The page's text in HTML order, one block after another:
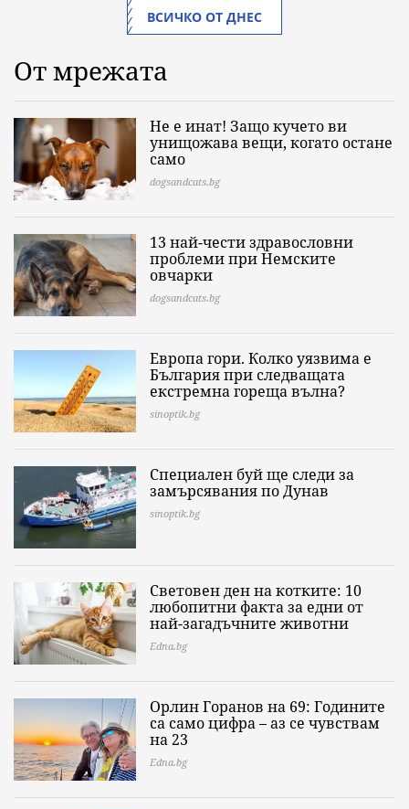
ВСИЧКО ОТ ДНЕС
От мрежата
Не е инат! Защо кучето ви
унищожава вещи, когато остане
само
dogsandcats.bg
13 най-чести здравословни
проблеми при Немските
овчарки
dogsandcats.bg
Европа гори. Колко уязвима е
България при следващата
екстремна гореща вълна?
sinoptik.bg
Специален буй ще следи за
замърсявания по Дунав
sinoptik.bg
Световен ден на котките: 10
любопитни факта за едни от
най-загадъчните животни
Edna.bg
Орлин Горанов на 69: Годините
са само цифра – аз се чувствам
на 23
Edna.bg